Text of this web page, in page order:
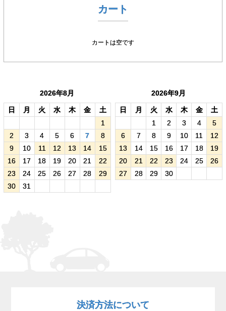
カート
カートは空です
2026年8月
日 月 火 水 木 金
土
1
2
3 4 5 6 7
8
9
10 11 12 13 14
15
16
17 18 19 20 21
22
23
24 25 26 27 28
29
30
31
2026年9月
日 月 火 水 木 金
土
1
2 3 4
5
6
7 8 9 10 11
12
13
14 15 16 17 18
19
20
21 22 23 24 25
26
27
28 29 30
決済方法について